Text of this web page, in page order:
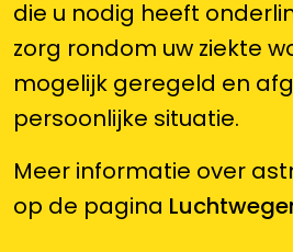
die u nodig heeft
zorg rondom uw ziekte
mogelijk geregeld en
persoonlijke situatie.
Meer informatie over
op de pagina